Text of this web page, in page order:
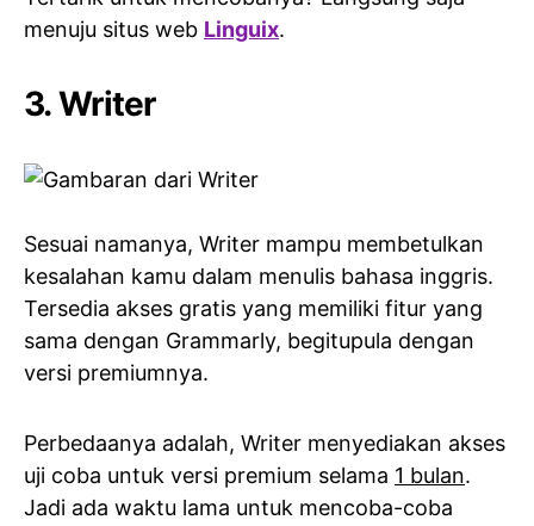
menuju situs web Linguix.
3. Writer
Sesuai namanya, Writer mampu membetulkan
kesalahan kamu dalam menulis bahasa inggris.
Tersedia akses gratis yang memiliki fitur yang
sama dengan Grammarly, begitupula dengan
versi premiumnya.
Perbedaanya adalah, Writer menyediakan akses
uji coba untuk versi premium selama 1 bulan.
Jadi ada waktu lama untuk mencoba-coba